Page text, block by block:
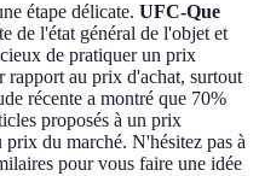
étape délicate. UFC-Que
de l'état général de l'objet et
de pratiquer un prix
rapport au prix d'achat, surtout
récente a montré que 70%
proposés à un prix
du marché. N'hésitez pas à
pour vous faire une idée